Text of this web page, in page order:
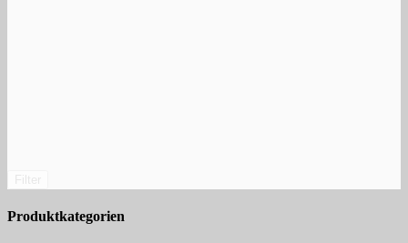
Produktkategorien